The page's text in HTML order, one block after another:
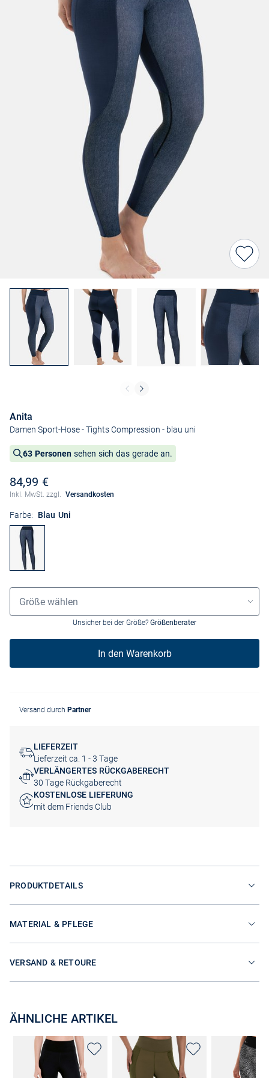
Anita
Damen Sport-Hose - Tights Compression - blau uni
63 Personen sehen sich das gerade an.
84,99 €
Inkl. MwSt. zzgl. Versandkosten
Farbe: Blau Uni
Größenauswahl
Größe wählen
Unsicher bei der Größe? Größenberater
In den Warenkorb
Versand durch Partner
LIEFERZEIT
Lieferzeit ca. 1 - 3 Tage
VERLÄNGERTES RÜCKGABERECHT
30 Tage Rückgaberecht
KOSTENLOSE LIEFERUNG
mit dem Friends Club
PRODUKTDETAILS
MATERIAL & PFLEGE
VERSAND & RETOURE
ÄHNLICHE ARTIKEL